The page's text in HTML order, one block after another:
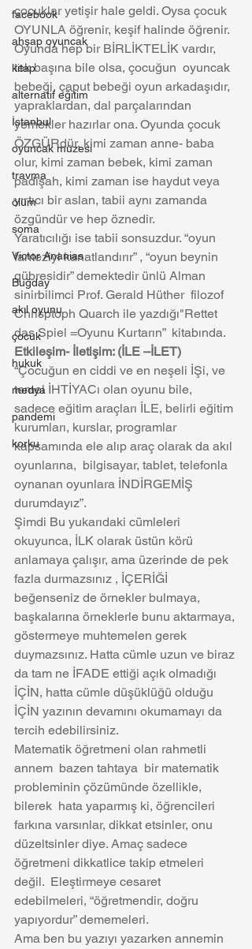
facebook
ahşap oyuncak
kitap
alternatif eğitim
İstanbul
oyuncak müzesi
travma
ölüm
soma
Victor Ananias
Buğday
akıl oyunu
çocuk
hukuk
medya
pandemi
korku
çocuklar yetişir hale geldi. Oysa çocuk
OYUNLA öğrenir, keşif halinde öğrenir.
Oyunda hep bir BİRLİKTELİK vardır,
tek başına bile olsa, çocuğun  oyuncak
bebeği, çaput bebeği oyun arkadaşıdır,
yapraklardan, dal parçalarından
yemekler hazırlar ona. Oyunda çocuk
ÖZGÜRdür, kimi zaman anne- baba
olur, kimi zaman bebek, kimi zaman
padişah, kimi zaman ise haydut veya
yırtıcı bir aslan, tabii aynı zamanda
özgündür ve hep öznedir.
Yaratıcılığı ise tabii sonsuzdur. “oyun
fanteziyi kanatlandırır” , “oyun beynin
gübresidir” demektedir ünlü Alman
sinirbilimci Prof. Gerald Hüther  filozof
Chrisptoph Quarch ile yazdığı"Rettet
das Spiel =Oyunu Kurtarın”  kitabında.
Etkileşim- İletişim: (İLE –İLET)
“Çocuğun en ciddi ve en neşeli İŞi, ve
temel İHTİYACı olan oyunu bile,
sadece eğitim araçları İLE, belirli eğitim
kurumları, kurslar, programlar
kapsamında ele alıp araç olarak da akıl
oyunlarına,  bilgisayar, tablet, telefonla
oynanan oyunlara İNDİRGEMİŞ
durumdayız”.
Şimdi Bu yukarıdaki cümleleri
okuyunca, İLK olarak üstün körü
anlamaya çalışır, ama üzerinde de pek
fazla durmazsınız , İÇERİĞİ
beğenseniz de örnekler bulmaya,
başkalarına örneklerle bunu aktarmaya,
göstermeye muhtemelen gerek
duymazsınız. Hatta cümle uzun ve biraz
da tam ne İFADE ettiği açık olmadığı
İÇİN, hatta cümle düşüklüğü olduğu
İÇİN yazının devamını okumamayı da
tercih edebilirsiniz.
Matematik öğretmeni olan rahmetli
annem  bazen tahtaya  bir matematik
probleminin çözümünde özellikle,
bilerek  hata yaparmış ki, öğrencileri
farkına varsınlar, dikkat etsinler, onu
düzeltsinler diye. Amaç sadece
öğretmeni dikkatlice takip etmeleri
değil.  Eleştirmeye cesaret
edebilmeleri, “öğretmendir, doğru
yapıyordur” dememeleri.
Ama ben bu yazıyı yazarken annemin